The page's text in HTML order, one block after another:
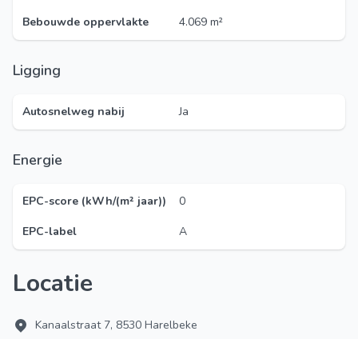
Bebouwde oppervlakte
4.069 m²
Ligging
Autosnelweg nabij Ja
Energie
EPC-score (kWh/(m² jaar))
0
EPC-label
A
Locatie
Kanaalstraat 7, 8530 Harelbeke